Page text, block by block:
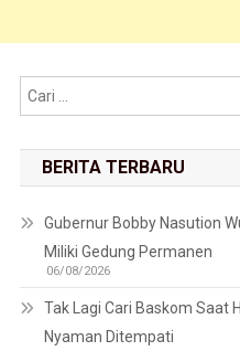
BERITA TERBARU
Gubernur Bobby Nasution
Miliki Gedung Permanen
06/08/2026
Tak Lagi Cari Baskom Saat
Nyaman Ditempati